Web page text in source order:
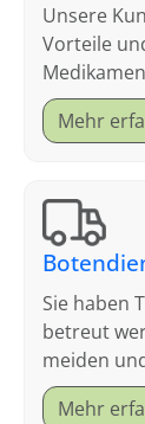
Unsere
Vorteile
geholfen
Mehr
Sie haben
betreut
meiden
Mehr